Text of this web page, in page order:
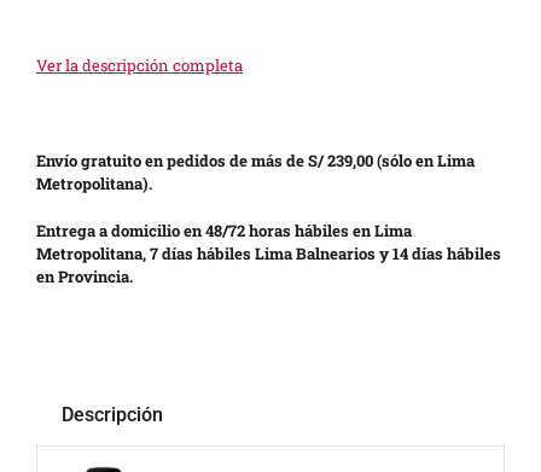
Ver la descripción completa
Envío gratuito en pedidos de más de S/ 239,00 (sólo en Lima
Metropolitana).
Entrega a domicilio en 48/72 horas hábiles en Lima
Metropolitana, 7 días hábiles Lima Balnearios y 14 días hábiles
en Provincia.
Descripción